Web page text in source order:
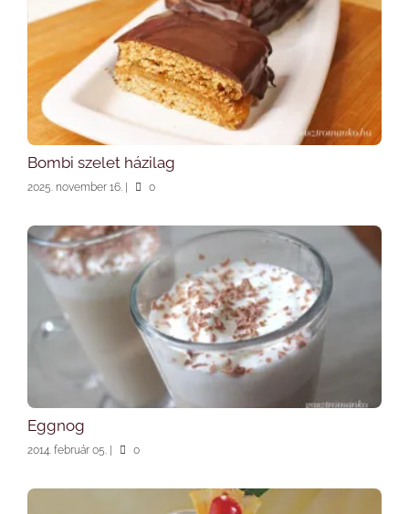
Bombi szelet házilag
2025. november 16. 0
Eggnog
2014. február 05. 0